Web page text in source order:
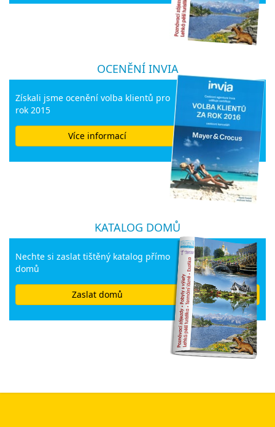
OCENĚNÍ INVIA
Získali jsme ocenění volba klientů pro
rok 2015
Více informací
KATALOG DOMŮ
Nechte si zaslat tištěný katalog přímo
domů
Zaslat domů